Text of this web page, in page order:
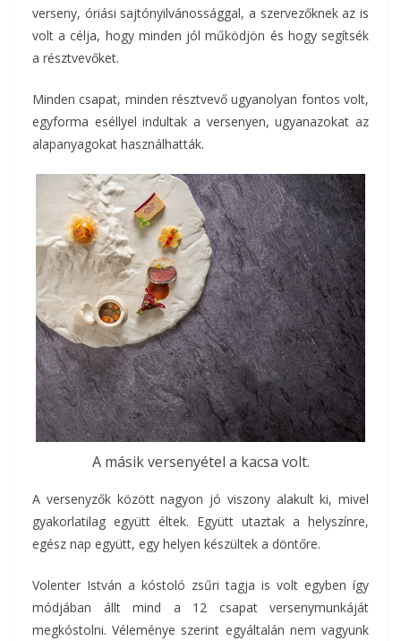
verseny, óriási sajtónyilvánossággal, a szervezőknek az is
volt a célja, hogy minden jól működjön és hogy segítsék
a résztvevőket.
Minden csapat, minden résztvevő ugyanolyan fontos volt,
egyforma eséllyel indultak a versenyen, ugyanazokat az
alapanyagokat használhatták.
A másik versenyétel a kacsa volt.
A versenyzők között nagyon jó viszony alakult ki, mivel
gyakorlatilag együtt éltek. Együtt utaztak a helyszínre,
egész nap együtt, egy helyen készültek a döntőre.
Volenter István a kóstoló zsűri tagja is volt egyben így
módjában állt mind a 12 csapat versenymunkáját
megkóstolni. Véleménye szerint egyáltalán nem vagyunk